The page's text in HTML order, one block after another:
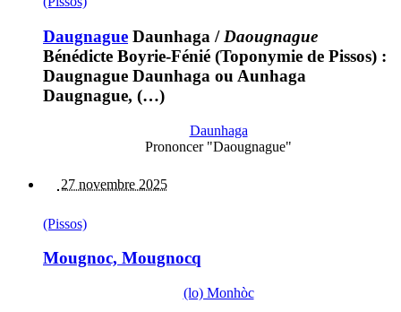
Daugnague Daunhaga / Daougnague
Bénédicte Boyrie-Fénié (Toponymie de Pissos) :
Daugnague Daunhaga ou Aunhaga
Daugnague, (…)
Daunhaga
Prononcer "Daougnague"
27 novembre 2025
(Pissos)
Mougnoc, Mougnocq
(lo) Monhòc